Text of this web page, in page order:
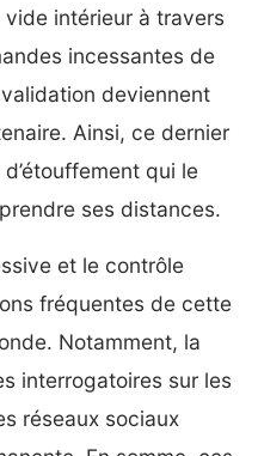
intérieur à travers
incessantes de
deviennent
Ainsi, ce dernier
qui le
ses distances.
et le contrôle
fréquentes de cette
Notamment, la
interrogatoires sur les
réseaux sociaux